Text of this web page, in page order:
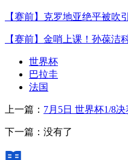
【赛前】克罗地亚绝平被吹
【赛前】金哨上课！孙葆洁
世界杯
巴拉圭
法国
上一篇： 7月5日 世界杯1/8
下一篇：没有了